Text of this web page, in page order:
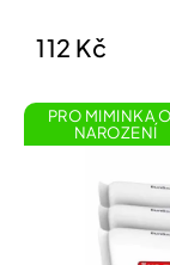
112 Kč
PRO MIMINKA
NAROZENÍ